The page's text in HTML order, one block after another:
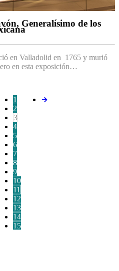
Generalísimo de los
en Valladolid en 1765 y murió
en esta exposición…
1
2
3
4
5
6
7
8
9
10
11
12
13
14
15